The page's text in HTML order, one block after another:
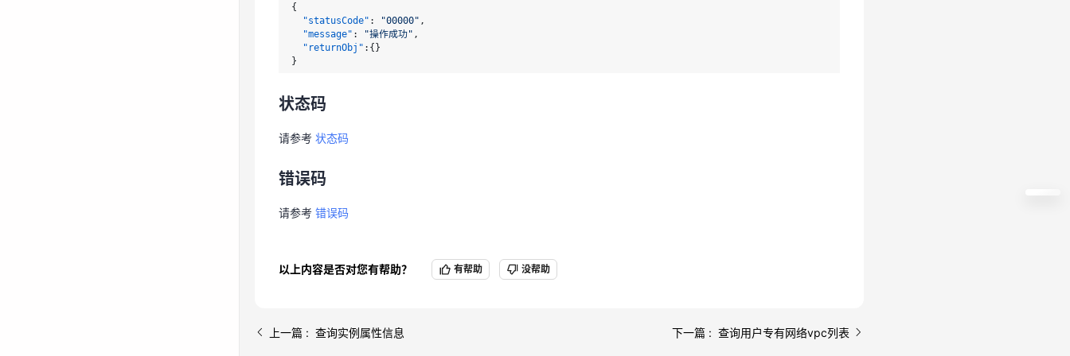
状态码
请参考
错误码
请参考错误码
{
"statusCode" : "00000" ,
"message" : "操作成功" ,
"returnObj" : {}
}
状态码
请参考 状态码
错误码
请参考 错误码
以上内容是否对您有帮助？ 有帮助 没帮助
上一篇 : 查询实例属性信息 下一篇 : 查询用户专有网络vpc列表